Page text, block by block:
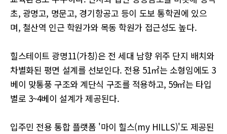
초, 광명고, 명문고, 경기항공고 등이 도보 통학권에 있으
며, 철산역 인근 학원가와 목동 학원가 접근성도 높다.
힐스테이트 광명11(가칭)은 전 세대 남향 위주 단지 배치와
차별화된 평면 설계를 선보인다. 전용 51㎡는 소형임에도 3
베이 맞통풍 구조와 계단식 구조를 적용하고, 59㎡는 타입
별로 3~4베이 설계가 제공된다.
입주민 전용 통합 플랫폼 '마이 힐스(my HILLS)'도 제공된